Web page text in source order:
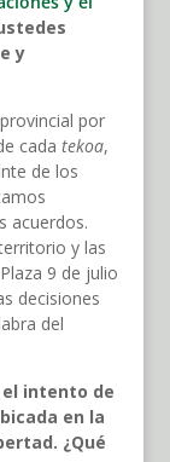
y
por
cada tekoa,
de los
acuerdos.
y las
9 de julio
decisiones
del
intento de
en la
¿Qué